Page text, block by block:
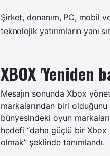
Şirket, donanım, PC, mobil
teknolojik yatırımların yanı
XBOX 'Yeniden
Mesajın sonunda Xbox
markalarından biri
bünyesindeki oyun
hedefi “daha güçlü bir
olmak” şeklinde tanımlandı.